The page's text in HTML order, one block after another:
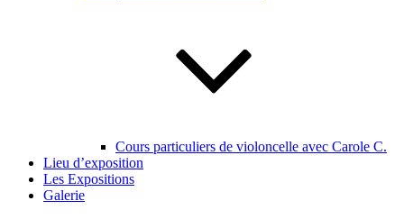
Cours particuliers de violoncelle avec Carole C.
Lieu d’exposition
Les Expositions
Galerie